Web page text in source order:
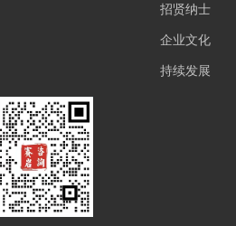
招贤纳士
企业文化
持续发展